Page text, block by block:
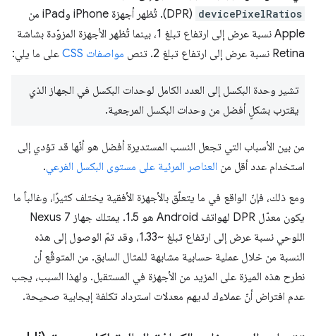
devicePixelRatios
(DPR). تُظهر أجهزة iPhone وiPad من
Apple نسبة عرض إلى ارتفاع تبلغ 1، بينما تُظهر الأجهزة المزوّدة بشاشة
Retina نسبة عرض إلى ارتفاع تبلغ 2. تنص
مواصفات CSS على ما يلي:
تشير وحدة البكسل إلى العدد الكامل لوحدات البكسل في الجهاز الذي
يقترب بشكلٍ أفضل من وحدات البكسل المرجعية.
من بين الأسباب التي تجعل النسب المستديرة أفضل هو أنّها قد تؤدي إلى
استخدام عدد أقل من العناصر المرئية على مستوى البكسل الفرعي.
ومع ذلك، فإنّ الواقع في ما يتعلّق بالأجهزة الأفقية يختلف كثيرًا، وغالباً ما
يكون معدّل DPR لهواتف Android هو 1.5. يمتلك جهاز Nexus 7
اللوحي نسبة عرض إلى ارتفاع تبلغ ~1.33، وقد تمّ الوصول إلى هذه
النسبة من خلال عملية حسابية مشابهة للمثال السابق. من المتوقّع أن
نطرح هذه الميزة على المزيد من الأجهزة في المستقبل. ولهذا السبب، يجب
عدم افتراض أنّ عملاءك لديهم معدلات استرداد تكلفة إيجابية صحيحة.